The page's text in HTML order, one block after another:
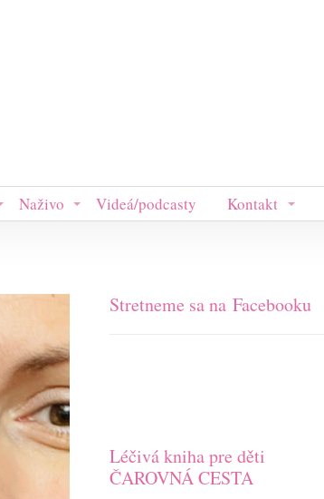
Naživo Videá/podcasty Kontakt
Stretneme sa na Facebooku
Léčivá kniha pre děti
ČAROVNÁ CESTA